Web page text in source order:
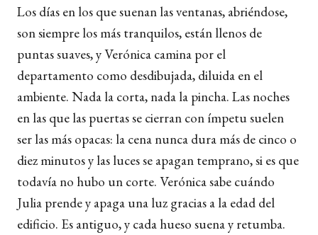
Los días en los que suenan las ventanas, abriéndose,
son siempre los más tranquilos, están llenos de
puntas suaves, y Verónica camina por el
departamento como desdibujada, diluida en el
ambiente. Nada la corta, nada la pincha. Las noches
en las que las puertas se cierran con ímpetu suelen
ser las más opacas: la cena nunca dura más de cinco o
diez minutos y las luces se apagan temprano, si es que
todavía no hubo un corte. Verónica sabe cuándo
Julia prende y apaga una luz gracias a la edad del
edificio. Es antiguo, y cada hueso suena y retumba.